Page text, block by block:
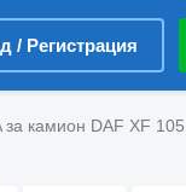
/ Регистрация
камион DAF XF